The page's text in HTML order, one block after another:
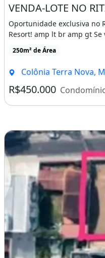
Oportunidade exclusiva no
Resort! amp lt br amp gt Se
250m² de Área
Colônia Terra Nova,
R$450.000